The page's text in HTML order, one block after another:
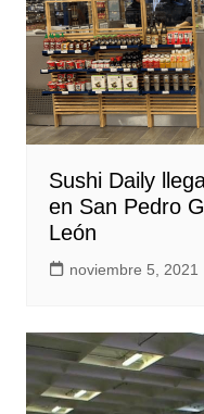
Sushi Daily
en San Pedro
León
noviembre 5, 2021